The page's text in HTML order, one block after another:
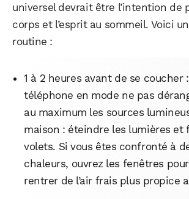
universel devrait être l’intention de
corps et l’esprit au sommeil. Voici
routine :
1 à 2 heures avant de se coucher
téléphone en mode ne pas
au maximum les sources
maison : éteindre les lumières et
volets. Si vous êtes confronté à
chaleurs, ouvrez les fenêtres
rentrer de l’air frais plus propice
Facebook X